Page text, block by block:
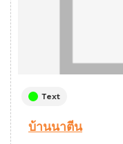
Text
บ้านนาตีน